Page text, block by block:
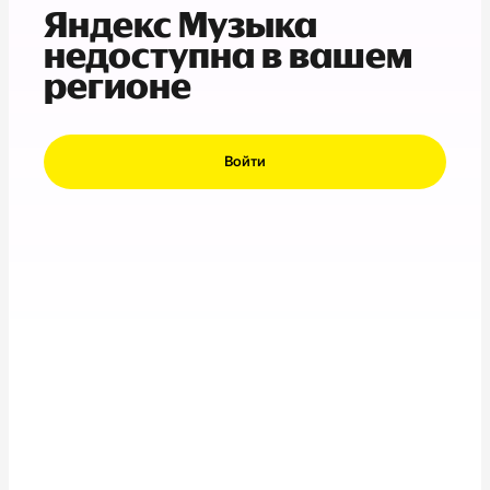
Яндекс Музыка
недоступна в вашем
регионе
Войти